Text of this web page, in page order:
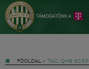
FŐOLDAL » TAG: QHB EGER